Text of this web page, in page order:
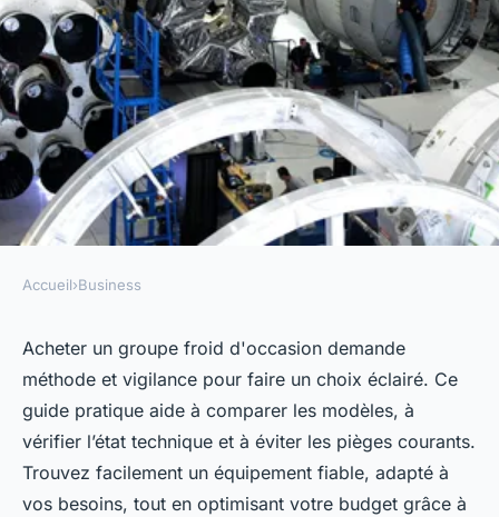
Achetez un groupe froid
d'occasion : guide pratique et
rapide
admin•16 juillet 2025•5 min de lecture
Accueil›Business
Acheter un groupe froid d'occasion demande
méthode et vigilance pour faire un choix éclairé. Ce
guide pratique aide à comparer les modèles, à
vérifier l’état technique et à éviter les pièges courants.
Trouvez facilement un équipement fiable, adapté à
vos besoins, tout en optimisant votre budget grâce à